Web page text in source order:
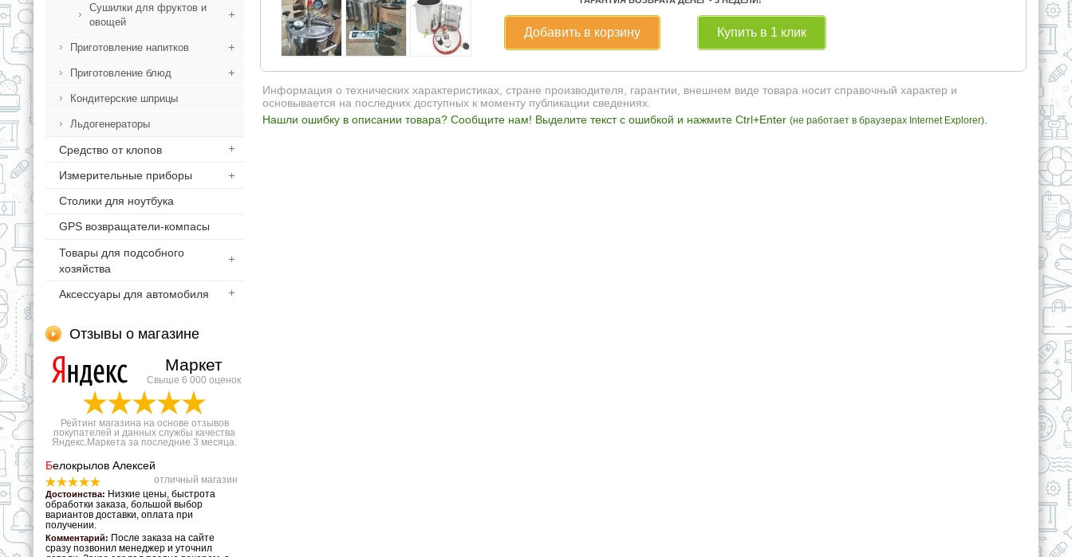
Сушилки для фруктов и
овощей
Приготовление напитков
Приготовление блюд
Кондитерские шприцы
Льдогенераторы
Средство от клопов
Измерительные приборы
Столики для ноутбука
GPS возвращатели-компасы
Товары для подсобного
хозяйства
Аксессуары для автомобиля
Отзывы о магазине
Маркет
Свыше 6 000 оценок
Рейтинг магазина на основе отзывов
покупателей и данных службы качества
Яндекс.Маркета за последние 3 месяца.
Белокрылов Алексей
отличный магазин
Достоинства: Низкие цены, быстрота
обработки заказа, большой выбор
вариантов доставки, оплата при
получении.
Комментарий: После заказа на сайте
сразу позвонил менеджер и уточнил
Добавить в корзину Купить в 1 клик
Информация о технических характеристиках, стране производителя, гарантии, внешнем виде товара носит справочный характер и
основывается на последних доступных к моменту публикации сведениях.
Нашли ошибку в описании товара? Сообщите нам! Выделите текст с ошибкой и нажмите Ctrl+Enter (не работает в браузерах Internet Explorer).